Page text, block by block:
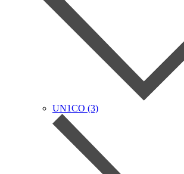
UN1CO (3)